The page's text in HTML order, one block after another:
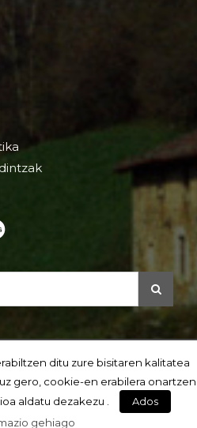
ditu zure bisitaren kalitatea
gero, cookie-en erabilera onartzen
aldatu dezakezu .
Ados
gehiago